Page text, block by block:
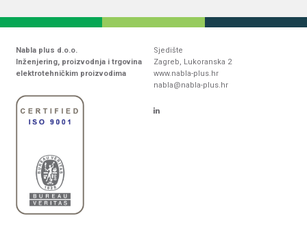
Nabla plus d.o.o.
Inženjering, proizvodnja i trgovina
elektrotehničkim proizvodima
Sjedište
Zagreb, Lukoranska 2
www.nabla-plus.hr
nabla@nabla-plus.hr